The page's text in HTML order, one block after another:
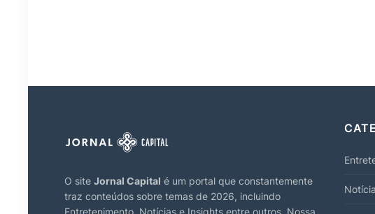
O site Jornal Capital é um portal que constantemente
traz conteúdos sobre temas de 2026, incluindo
Entretenimento, Notícias e Insights entre outros. Nossa